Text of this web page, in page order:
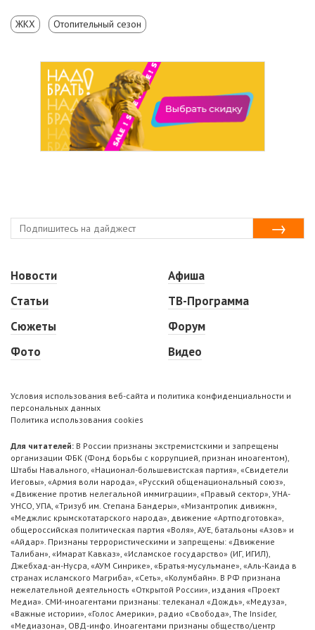
ЖКХ Отопительный сезон
Новости
Статьи
Сюжеты
Фото
Афиша
ТВ-Программа
Форум
Видео
Условия использования веб-сайта и политика конфиденциальности и
персональных данных
Политика использования cookies
Для читателей: В России признаны экстремистскими и запрещены
организации ФБК (Фонд борьбы с коррупцией, признан иноагентом),
Штабы Навального, «Национал-большевистская партия», «Свидетели
Иеговы», «Армия воли народа», «Русский общенациональный союз»,
«Движение против нелегальной иммиграции», «Правый сектор», УНА-
УНСО, УПА, «Тризуб им. Степана Бандеры», «Мизантропик дивижн»,
«Меджлис крымскотатарского народа», движение «Артподготовка»,
общероссийская политическая партия «Воля», АУЕ, батальоны «Азов» и
«Айдар». Признаны террористическими и запрещены: «Движение
Талибан», «Имарат Кавказ», «Исламское государство» (ИГ, ИГИЛ),
Джебхад-ан-Нусра, «АУМ Синрике», «Братья-мусульмане», «Аль-Каида в
странах исламского Магриба», «Сеть», «Колумбайн». В РФ признана
нежелательной деятельность «Открытой России», издания «Проект
Медиа». СМИ-иноагентами признаны: телеканал «Дождь», «Медуза»,
«Важные истории», «Голос Америки», радио «Свобода», The Insider,
«Медиазона», ОВД-инфо. Иноагентами признаны общество/центр